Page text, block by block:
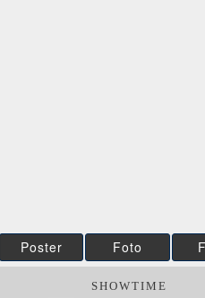
Poster Foto
SHOWTIME